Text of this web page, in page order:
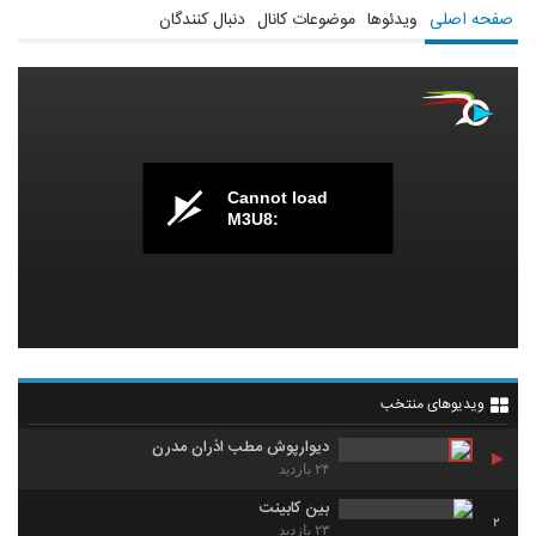
صفحه اصلی ویدئوها موضوعات کانال دنبال کنندگان
Cannot load
M3U8:
ویدیوهای منتخب
دیوارپوش مطب اذران مدرن
۲۴ بازدید
2
بین کابینت
۲۳ بازدید